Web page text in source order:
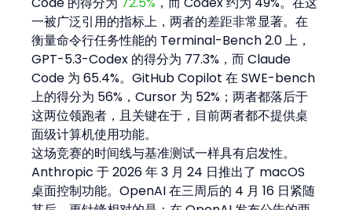
一被广泛引用的指标上，两者的差距非常显著。在
衡量命令行任务性能的 Terminal-Bench 2.0 上，
GPT-5.3-Codex 的得分为 77.3%，而 Claude
Code 为 65.4%。GitHub Copilot 在 SWE-bench
上的得分为 56%，Cursor 为 52%；两者都落后于
这两位领跑者，且关键在于，目前两者都不提供桌
面级计算机使用功能。
这场竞赛的时间线与基准测试一样具有启发性。
Anthropic 于 2026 年 3 月 24 日推出了 macOS
桌面控制功能。OpenAI 在三周后的 4 月 16 日紧随